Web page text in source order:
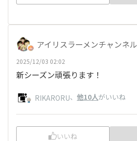
アイリスラーメンチャンネル
2025/12/03 02:02
新シーズン頑張ります！
RIKARORU、 他10人がいいね
いいね